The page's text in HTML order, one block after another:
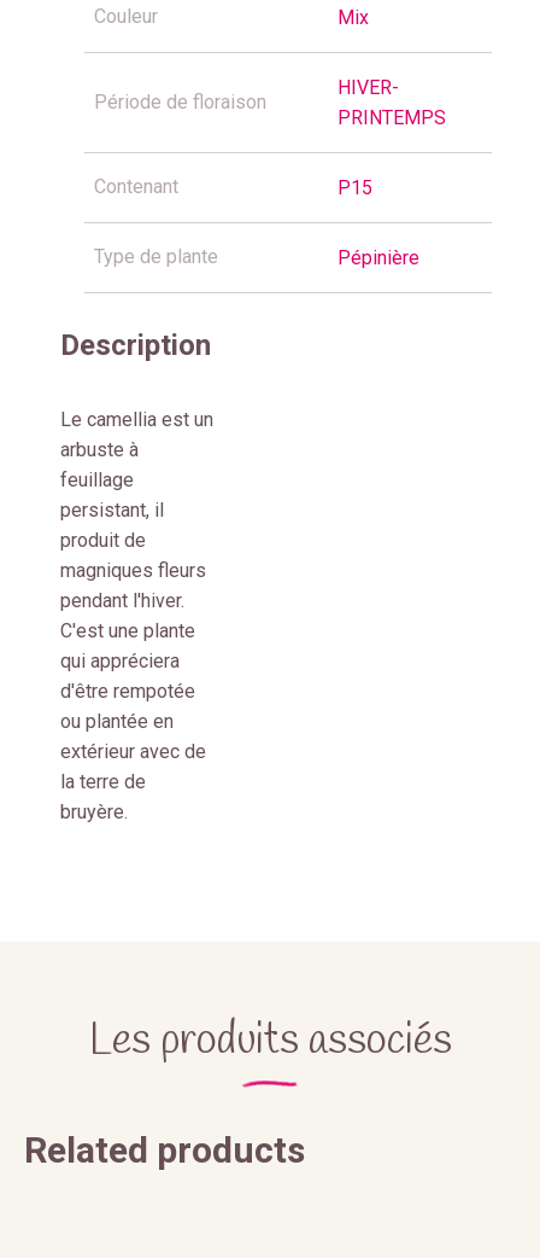
Couleur Mix
Période de floraison
HIVER-
PRINTEMPS
Contenant P15
Type de plante Pépinière
Description
Le camellia est un
arbuste à
feuillage
persistant, il
produit de
magniques fleurs
pendant l'hiver.
C'est une plante
qui appréciera
d'être rempotée
ou plantée en
extérieur avec de
la terre de
bruyère.
Les produits associés
Related products